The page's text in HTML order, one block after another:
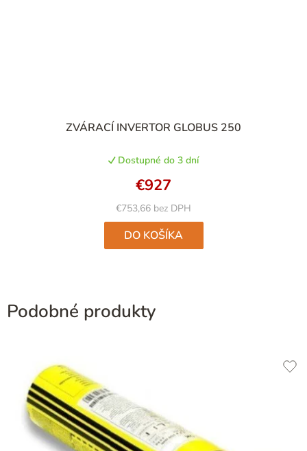
ZVÁRACÍ INVERTOR GLOBUS 250
Dostupné do 3 dní
€753,66 bez DPH
€927
DO KOŠÍKA
Podobné produkty